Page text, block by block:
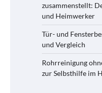
zusammenstellt:
und Heimwerker
Tür- und
und Vergleich
Rohrreinigung
zur Selbsthilfe im